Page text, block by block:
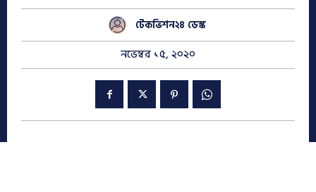
টেকভিশন২৪ ডেস্ক
নভেম্বর ১৫, ২০২০